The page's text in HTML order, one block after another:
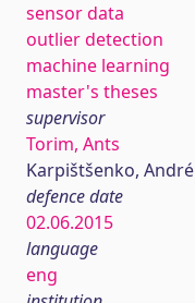
sensor data
outlier detection
machine learning
master's theses
supervisor
Torim, Ants
Karpištšenko, André
defence date
02.06.2015
language
eng